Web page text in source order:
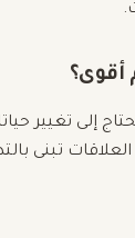
إلى تغيير
تبنى